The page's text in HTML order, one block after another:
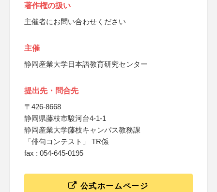
著作権の扱い
主催者にお問い合わせください
主催
静岡産業大学日本語教育研究センター
提出先・問合先
〒426-8668
静岡県藤枝市駿河台4-1-1
静岡産業大学藤枝キャンパス教務課
「俳句コンテスト」 TR係
fax : 054-645-0195
公式ホームページ